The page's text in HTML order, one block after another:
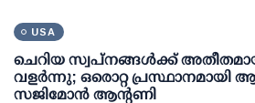
USA
ചെറിയ സ്വപ്നങ്ങൾക്ക്
വളർന്നു; ഒരൊറ്റ പ്രസ്ഥാനമായി
സജിമോൻ ആന്റണി